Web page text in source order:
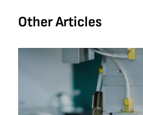
Other Articles